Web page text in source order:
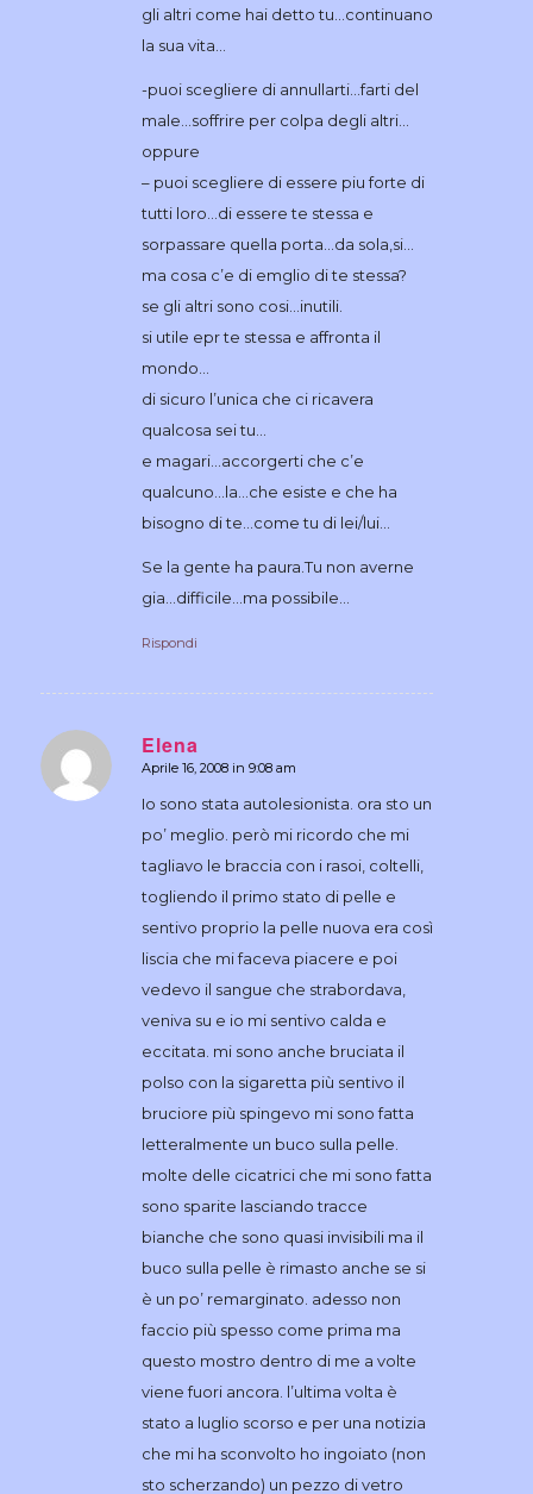
gli altri come hai detto tu…continuano
la sua vita…
-puoi scegliere di annullarti…farti del
male…soffrire per colpa degli altri…
oppure
– puoi scegliere di essere piu forte di
tutti loro…di essere te stessa e
sorpassare quella porta…da sola,si…
ma cosa c’e di emglio di te stessa?
se gli altri sono cosi…inutili.
si utile epr te stessa e affronta il
mondo…
di sicuro l’unica che ci ricavera
qualcosa sei tu…
e magari…accorgerti che c’e
qualcuno…la…che esiste e che ha
bisogno di te…come tu di lei/lui…
Se la gente ha paura.Tu non averne
gia…difficile…ma possibile…
Rispondi
Elena
dice:
Aprile 16, 2008 in 9:08 am
Io sono stata autolesionista. ora sto un
po’ meglio. però mi ricordo che mi
tagliavo le braccia con i rasoi, coltelli,
togliendo il primo stato di pelle e
sentivo proprio la pelle nuova era così
liscia che mi faceva piacere e poi
vedevo il sangue che strabordava,
veniva su e io mi sentivo calda e
eccitata. mi sono anche bruciata il
polso con la sigaretta più sentivo il
bruciore più spingevo mi sono fatta
letteralmente un buco sulla pelle.
molte delle cicatrici che mi sono fatta
sono sparite lasciando tracce
bianche che sono quasi invisibili ma il
buco sulla pelle è rimasto anche se si
è un po’ remarginato. adesso non
faccio più spesso come prima ma
questo mostro dentro di me a volte
viene fuori ancora. l’ultima volta è
stato a luglio scorso e per una notizia
che mi ha sconvolto ho ingoiato (non
sto scherzando) un pezzo di vetro